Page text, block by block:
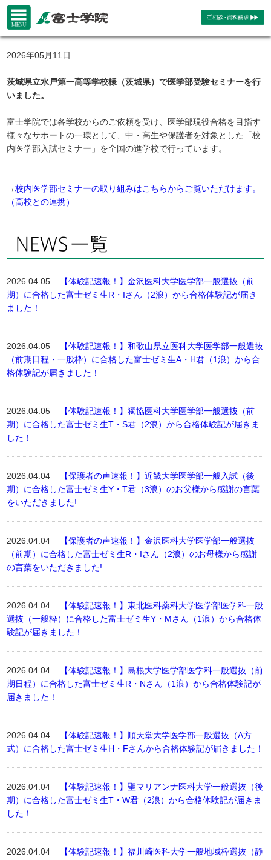
2026年05月11日
茨城県立水戸第一高等学校様（茨城県）で医学部受験セミナーを行
いました。
富士学院では各学校からのご依頼を受け、医学部現役合格を目指す
様々なサポートの一環として、中・高生や保護者を対象とした「校
内医学部入試セミナー」を全国の進学校で行っています。
→校内医学部セミナーの取り組みはこちらからご覧いただけます。
（高校との連携）
2026.04.05
【体験記速報！】金沢医科大学医学部一般選抜（前
期）に合格した富士ゼミ生R・Iさん（2浪）から合格体験記が届き
ました！
2026.04.05
【体験記速報！】和歌山県立医科大学医学部一般選抜
（前期日程・一般枠）に合格した富士ゼミ生A・H君（1浪）から合
格体験記が届きました！
2026.04.05
【体験記速報！】獨協医科大学医学部一般選抜（前
期）に合格した富士ゼミ生T・S君（2浪）から合格体験記が届きま
した！
2026.04.04
【保護者の声速報！】近畿大学医学部一般入試（後
期）に合格した富士ゼミ生Y・T君（3浪）のお父様から感謝の言葉
をいただきました!
2026.04.04
【保護者の声速報！】金沢医科大学医学部一般選抜
（前期）に合格した富士ゼミ生R・Iさん（2浪）のお母様から感謝
の言葉をいただきました!
2026.04.04
【体験記速報！】東北医科薬科大学医学部医学科一般
選抜（一般枠）に合格した富士ゼミ生Y・Mさん（1浪）から合格体
験記が届きました！
2026.04.04
【体験記速報！】島根大学医学部医学科一般選抜（前
期日程）に合格した富士ゼミ生R・Nさん（1浪）から合格体験記が
届きました！
2026.04.04
【体験記速報！】順天堂大学医学部一般選抜（A方
式）に合格した富士ゼミ生H・Fさんから合格体験記が届きました！
2026.04.04
【体験記速報！】聖マリアンナ医科大学一般選抜（後
期）に合格した富士ゼミ生T・W君（2浪）から合格体験記が届きま
した！
2026.04.04
【体験記速報！】福川崎医科大学一般地域枠選抜（静